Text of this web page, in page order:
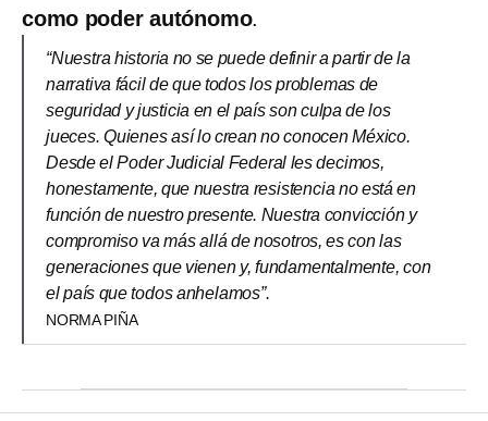
como poder autónomo.
“Nuestra historia no se puede definir a partir de la
narrativa fácil de que todos los problemas de
seguridad y justicia en el país son culpa de los
jueces. Quienes así lo crean no conocen México.
Desde el Poder Judicial Federal les decimos,
honestamente, que nuestra resistencia no está en
función de nuestro presente. Nuestra convicción y
compromiso va más allá de nosotros, es con las
generaciones que vienen y, fundamentalmente, con
el país que todos anhelamos”.
NORMA PIÑA